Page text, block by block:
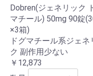
Dobren(ジェネリック
マチール) 50mg 90錠
×3箱)
ドグマチール系ジェネ
ク 副作用少ない
￥12,873